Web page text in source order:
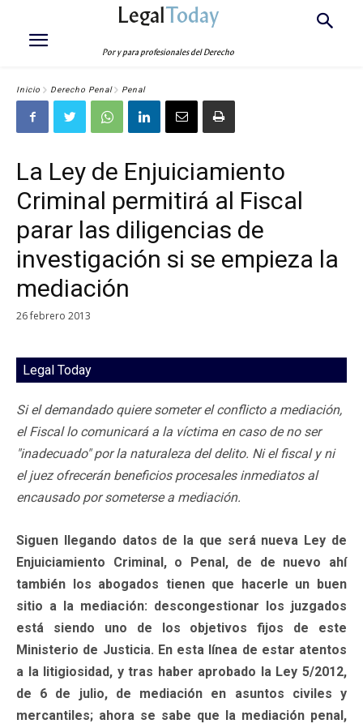
LegalToday
Por y para profesionales del Derecho
Inicio Derecho Penal Penal
La Ley de Enjuiciamiento
Criminal permitirá al Fiscal
parar las diligencias de
investigación si se empieza la
mediación
26 febrero 2013
Legal Today
Si el demandado quiere someter el conflicto a mediación,
el Fiscal lo comunicará a la víctima en caso de no ser
"inadecuado" por la naturaleza del delito. Ni el fiscal y ni
el juez ofrecerán beneficios procesales inmediatos al
encausado por someterse a mediación.
Siguen llegando datos de la que será nueva Ley de
Enjuiciamiento Criminal, o Penal, de de nuevo ahí
también los abogados tienen que hacerle un buen
sitio a la mediación: descongestionar los juzgados
está siendo uno de los objetivos fijos de este
Ministerio de Justicia. En esta línea de estar atentos
a la litigiosidad, y tras haber aprobado la Ley 5/2012,
de 6 de julio, de mediación en asuntos civiles y
mercantiles; ahora se sabe que la mediación penal,